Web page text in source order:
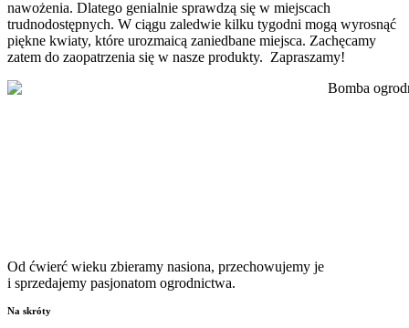
nawożenia. Dlatego genialnie sprawdzą się w miejscach
trudnodostępnych. W ciągu zaledwie kilku tygodni mogą wyrosnąć
piękne kwiaty, które urozmaicą zaniedbane miejsca. Zachęcamy
zatem do zaopatrzenia się w nasze produkty. Zapraszamy!
Od ćwierć wieku zbieramy nasiona, przechowujemy je
i sprzedajemy pasjonatom ogrodnictwa.
Na skróty